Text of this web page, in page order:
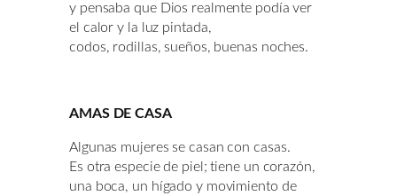
y pensaba que Dios realmente podía ver
el calor y la luz pintada,
codos, rodillas, sueños, buenas noches.
AMAS DE CASA
Algunas mujeres se casan con casas.
Es otra especie de piel; tiene un corazón,
una boca, un hígado y movimiento de